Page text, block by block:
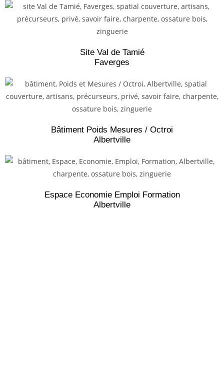
Site Val de Tamié
Faverges
Bâtiment Poids Mesures / Octroi
Albertville
Espace Economie Emploi Formation
Albertville